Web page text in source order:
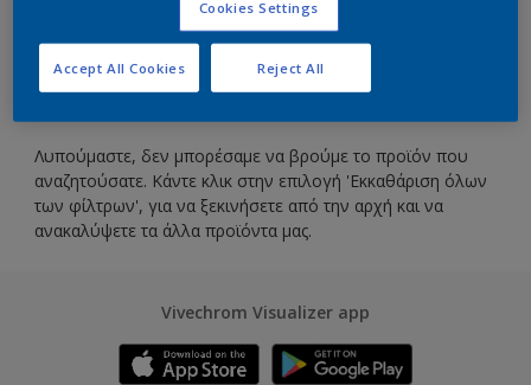
Προϊόντα βρέθηκαν
Φίλτρα
Λυπούμαστε, δεν μπορέσαμε να βρούμε το προϊόν που
αναζητούσατε. Κάντε κλικ στην επιλογή 'Εκκαθάριση όλων
των φίλτρων', για να ξεκινήσετε από την αρχή και να
ανακαλύψετε τα άλλα προϊόντα μας.
Vivechrom Visualizer app
Cookies Settings
Reject All
Accept All Cookies